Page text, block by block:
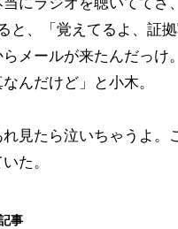
と、「覚えてるよ、証
メールが来たんだっけ
んだけど」と小木。
見たら泣いちゃうよ。
た。
事